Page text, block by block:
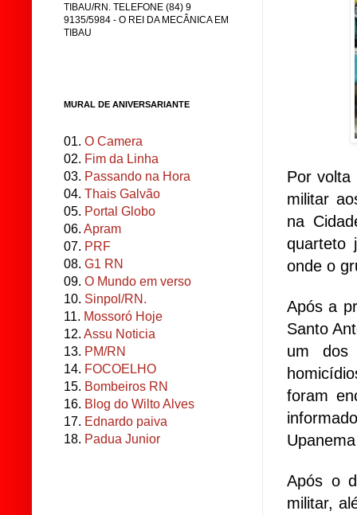
Por volta
militar
na
quarteto
onde o
Após a
Santo
um dos
foram
Após o
militar,
TIBAU/RN. TELEFONE (84) 9
9135/5984 - O REI DA MECÂNICA EM
TIBAU
MURAL DE ANIVERSARIANTE
01. O Camera
02. Fim da Linha
03. Passando na Hora
04. Thais Galvão
05. Portal Globo
06. Apram
07. PRF
08. G1 RN
09. O Mundo em verso
10. Sinpol/RN.
11. Mossoró Hoje
12. Assu Noticia
13. PM/RN
14. FOCOELHO
15. Bombeiros RN
16. Blog do Wilto Alves
17. Ednardo paiva
18. Padua Junior